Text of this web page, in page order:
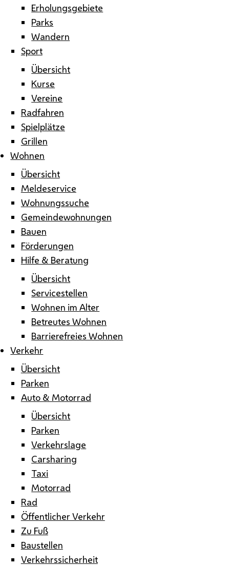
Erholungsgebiete
Parks
Wandern
Sport
Übersicht
Kurse
Vereine
Radfahren
Spielplätze
Grillen
Wohnen
Übersicht
Meldeservice
Wohnungssuche
Gemeindewohnungen
Bauen
Förderungen
Hilfe & Beratung
Übersicht
Servicestellen
Wohnen im Alter
Betreutes Wohnen
Barrierefreies Wohnen
Verkehr
Übersicht
Parken
Auto & Motorrad
Übersicht
Parken
Verkehrslage
Carsharing
Taxi
Motorrad
Rad
Öffentlicher Verkehr
Zu Fuß
Baustellen
Verkehrssicherheit